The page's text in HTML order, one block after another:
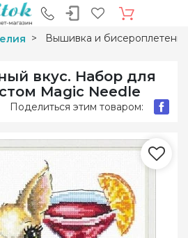
Вышивка и
вкус. Набор для
Magic Needle
Поделиться этим товаром: